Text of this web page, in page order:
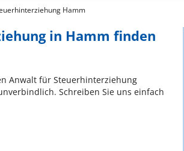
Hamm
in Hamm finden
Anwalt für Steuerhinterziehung
Schreiben Sie uns einfach